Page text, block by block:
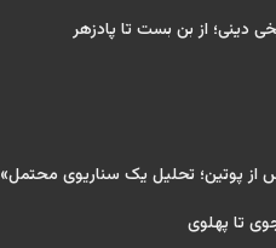
دینی؛ از بن بست تا پادزهر
از پوتین؛ تحلیل یک سناریوی محتمل»
تا پهلوی